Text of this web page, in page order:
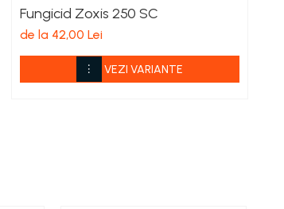
Fungicid Zoxis 250 SC
de la 42,00 Lei
VEZI VARIANTE